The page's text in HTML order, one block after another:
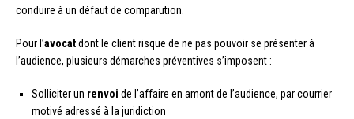
conduire à un défaut de comparution.
Pour l’avocatdont le client risque de ne pas pouvoir se présenter à
l’audience, plusieurs démarches préventives s’imposent :
Solliciter un renvoi de l’affaire en amont de l’audience, par courrier
motivé adressé à la juridiction